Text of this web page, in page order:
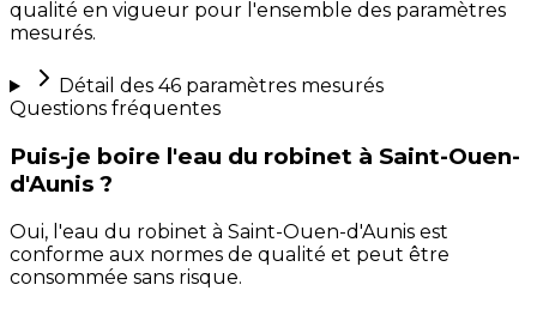
qualité en vigueur pour l'ensemble des paramètres
mesurés.
Détail des 46paramètres mesurés
Questions fréquentes
Puis-je boire l'eau du robinet à Saint-Ouen-
d'Aunis ?
Oui, l'eau du robinet à Saint-Ouen-d'Aunis est
conforme aux normes de qualité et peut être
consommée sans risque.